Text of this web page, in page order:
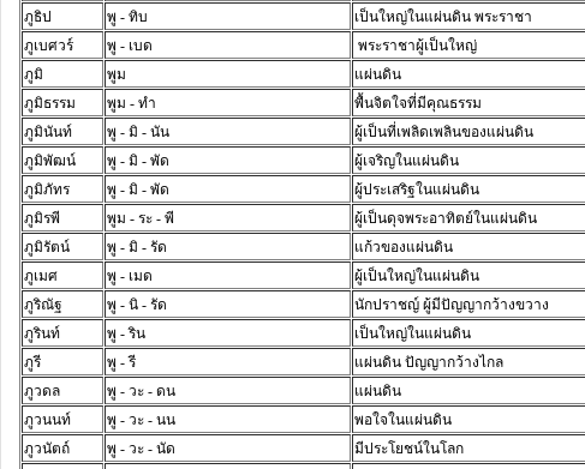
ภูธิป
พู - ทิบ
เป็นใหญ่ในแผ่นดิน พระราชา
ภูเบศวร์
พู - เบด
พระราชาผู้เป็นใหญ่
ภูมิ
พูม
แผ่นดิน
ภูมิธรรม
พูม - ทำ
พื้นจิตใจที่มีคุณธรรม
ภูมินันท์
พู - มิ - นัน
ผู้เป็นที่เพลิดเพลินของแผ่นดิน
ภูมิพัฒน์
พู - มิ - พัด
ผู้เจริญในแผ่นดิน
ภูมิภัทร
พู - มิ - พัด
ผู้ประเสริฐในแผ่นดิน
ภูมิรพี
พูม - ระ - พี
ผู้เป็นดุจพระอาทิตย์ในแผ่นดิน
ภูมิรัตน์
พู - มิ - รัด
แก้วของแผ่นดิน
ภูเมศ
พู - เมด
ผู้เป็นใหญ่ในแผ่นดิน
ภูริณัฐ
พู - นิ - รัด
นักปราชญ์ ผู้มีปัญญากว้างขวาง
ภูรินท์
พู - ริน
เป็นใหญ่ในแผ่นดิน
ภูรี
พู - รี
แผ่นดิน ปัญญากว้างไกล
ภูวดล
พู - วะ - ดน
แผ่นดิน
ภูวนนท์
พู - วะ - นน
พอใจในแผ่นดิน
ภูวนัตถ์
พู - วะ - นัด มีประโยชน์ในโลก